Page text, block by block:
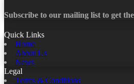
Subscribe to our mailing list to get
Quick Links
Home
About Us
News
Legal
Terms & Conditions